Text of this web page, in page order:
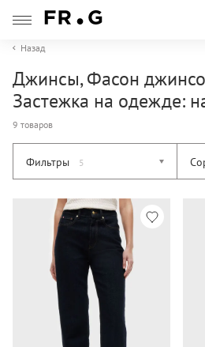
Назад
Джинсы, Фасон
Застежка на одежде:
9 товаров
Фильтры 5